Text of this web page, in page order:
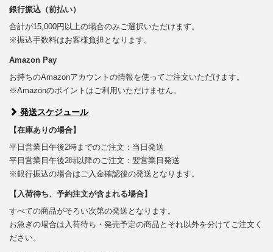
銀行振込（前払い）
合計が15,000円以上の場合のみご選択いただけます。
※振込手数料はお客様負担となります。
Amazon Pay
お持ちのAmazonアカウントの情報を使ってご注文いただけます。
※Amazonのポイントはご利用いただけません。
発送スケジュール
【在庫ありの場合】
平日営業日午後2時までのご注文：当日発送
平日営業日午後2時以降のご注文：翌営業日発送
※銀行振込の場合はご入金確認後の発送となります。
【入荷待ち、予約注文が含まれる場合】
すべての商品がそろい次第の発送となります。
お急ぎの場合は入荷待ち・発売予定の商品とそれ以外を分けてご注文く
ださい。